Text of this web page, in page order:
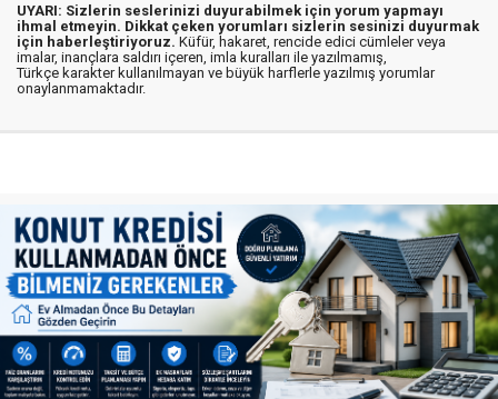
UYARI: Sizlerin seslerinizi duyurabilmek için yorum yapmayı
ihmal etmeyin. Dikkat çeken yorumları sizlerin sesinizi duyurmak
için haberleştiriyoruz. Küfür, hakaret, rencide edici cümleler veya
imalar, inançlara saldırı içeren, imla kuralları ile yazılmamış,
Türkçe karakter kullanılmayan ve büyük harflerle yazılmış yorumlar
onaylanmamaktadır.